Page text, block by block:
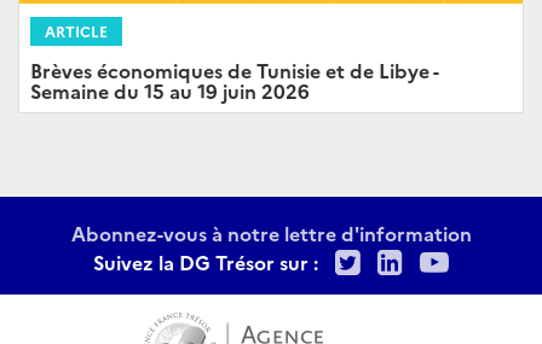
ARTICLE
Brèves économiques de Tunisie et de Libye -
Semaine du 15 au 19 juin 2026
Abonnez-vous à notre lettre d'information
Suivez la DG Trésor sur :
TwitterLinkedIn